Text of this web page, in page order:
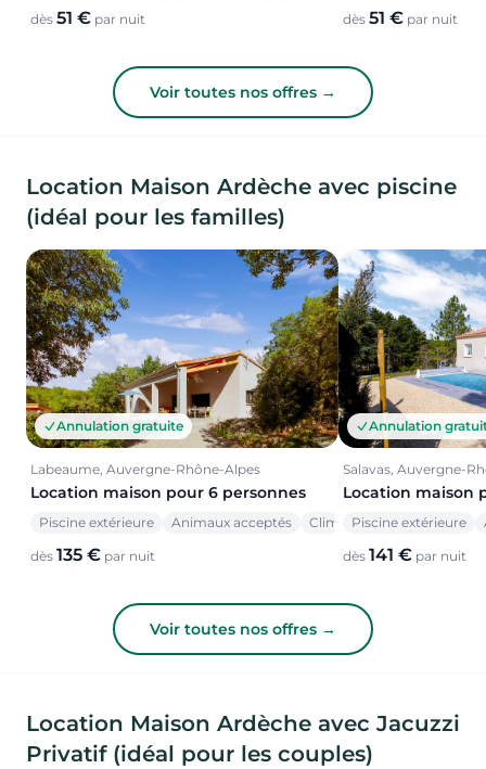
dès 51 € par nuit dès 51 € par nuit
Voir toutes nos offres →
Location Maison Ardèche avec piscine
(idéal pour les familles)
Annulation gratuite
Labeaume, Auvergne-Rhône-Alpes
Location maison pour 6 personnes
Piscine extérieure Animaux acceptés Climatisation
dès 135 € par nuit
Annulation
Salavas, Auvergne-
Location maison
Piscine extérieure
dès 141 € par nuit
Voir toutes nos offres →
Location Maison Ardèche avec Jacuzzi
Privatif (idéal pour les couples)